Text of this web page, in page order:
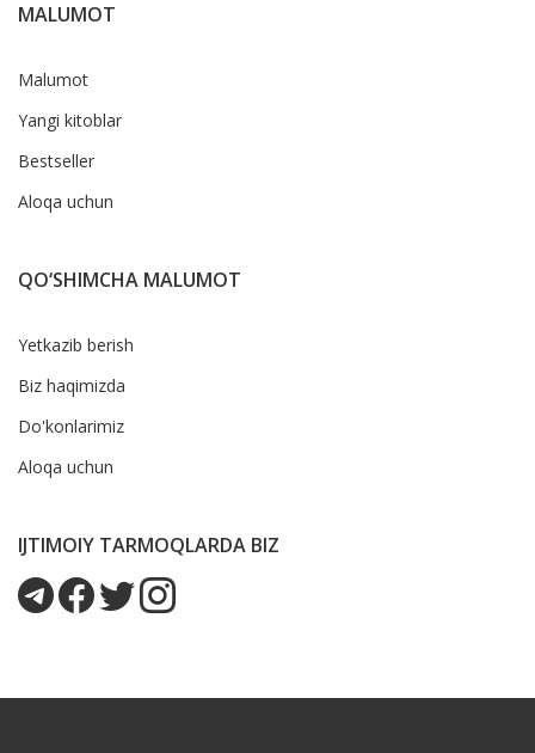
MALUMOT
Malumot
Yangi kitoblar
Bestseller
Aloqa uchun
QO‘SHIMCHA MALUMOT
Yetkazib berish
Biz haqimizda
Do'konlarimiz
Aloqa uchun
IJTIMOIY TARMOQLARDA BIZ